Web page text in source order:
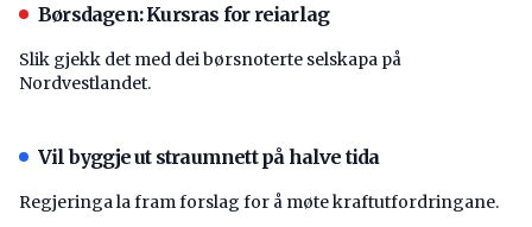
Børsdagen: Kursras for reiarlag
Slik gjekk det med dei børsnoterte selskapa på
Nordvestlandet.
Vil byggje ut straumnett på halve tida
Regjeringa la fram forslag for å møte kraftutfordringane.